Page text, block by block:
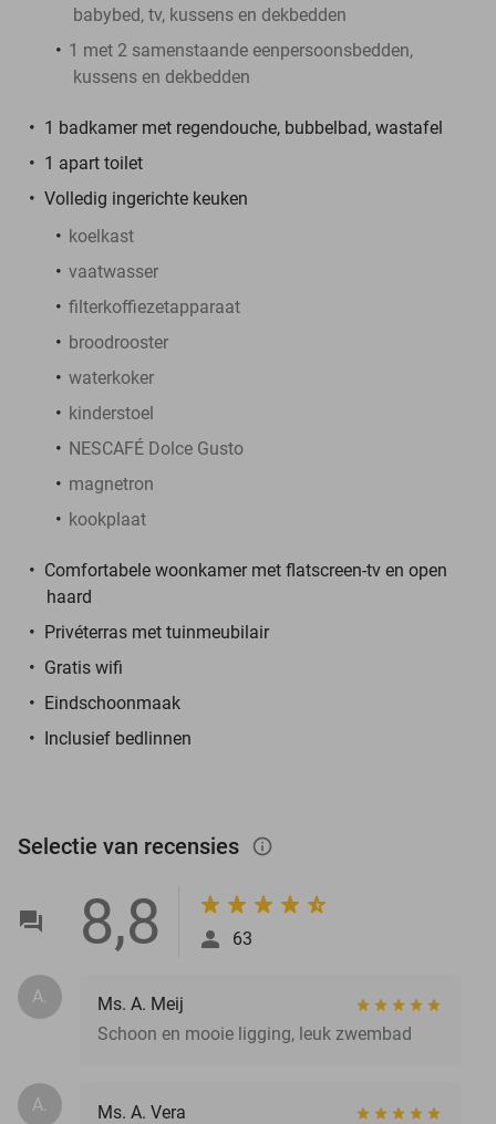
babybed, tv, kussens en dekbedden
1 met 2 samenstaande eenpersoonsbedden,
kussens en dekbedden
1 badkamer met regendouche, bubbelbad, wastafel
1 apart toilet
Volledig ingerichte keuken
koelkast
vaatwasser
filterkoffiezetapparaat
broodrooster
waterkoker
kinderstoel
NESCAFÉ Dolce Gusto
magnetron
kookplaat
Comfortabele woonkamer met flatscreen-tv en open
haard
Privéterras met tuinmeubilair
Gratis wifi
Eindschoonmaak
Inclusief bedlinnen
Selectie van recensies info_outlined
8,8 63
A.
Ms. A. Meij
Schoon en mooie ligging, leuk zwembad
A. Ms. A. Vera